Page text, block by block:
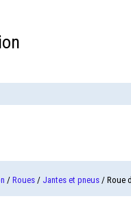
/ Roues / Jantes et pneus / Roue